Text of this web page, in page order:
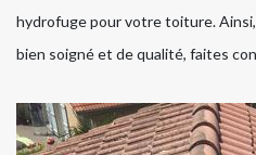
hydrofuge pour votre toiture.
bien soigné et de qualité, faites